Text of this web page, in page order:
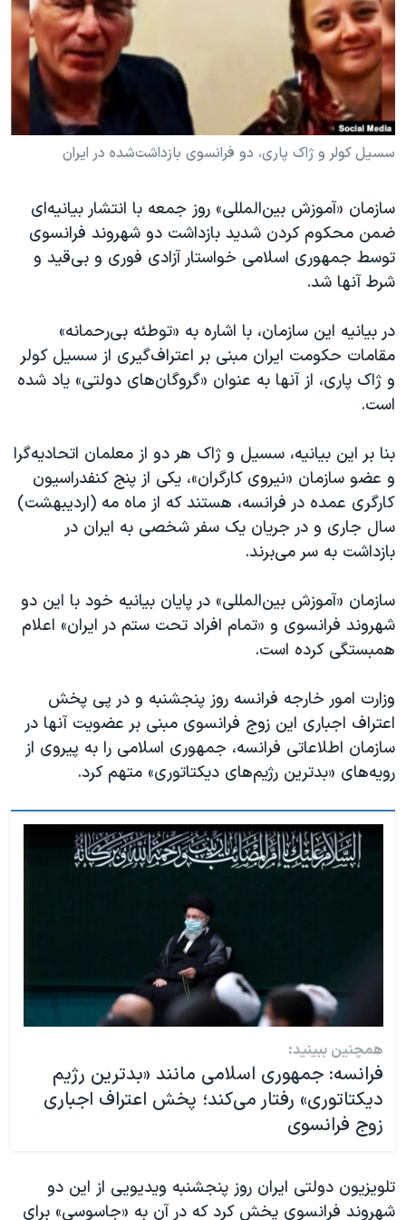
فرهنگ و زندگی
حقوق شهروندی
اقتصادی
علم و فناوری
اسرائیل در جنگ
آرشیو پخش زنده
مستندها
انتخابات ریاست جمهوری آمریکا ۲۰۲۴
حمله جمهوری اسلامی به اسرائیل
رمز مهسا
ورزش زنان در ایران
مجموعه مستندهای دادخواهی
تریبونال مردمی آبان ۹۸
دادگاه حمید نوری
قانون شفافیت دارائی کادر رهبری ایران
اعتراضات مردمی آبان ۹۸
اسرائیل در جنگ
همایش محافظه‌کاران آمریکا «سی‌پک»
صفحه‌های ویژه
سفر پرزیدنت ترامپ به چین
دنبال کنید
زبانهای مختلف
سسیل کولر و ژاک پاری، دو فرانسوی بازداشت‌شده در ایران
سازمان «آموزش بین‌المللی» روز جمعه با انتشار بیانیه‌ای
ضمن محکوم کردن شدید بازداشت دو شهروند فرانسوی
توسط جمهوری اسلامی خواستار آزادی فوری و بی‌قید و
شرط آنها شد.
در بیانیه این سازمان، با اشاره به «توطئه بی‌رحمانه»
مقامات حکومت ایران مبنی بر اعتراف‌گیری از سسیل کولر
و ژاک پاری، از آنها به عنوان «گروگان‌های دولتی» یاد شده
است.
بنا بر این بیانیه، سسیل و ژاک هر دو از معلمان اتحادیه‌گرا
و عضو سازمان «نیروی کارگران»، یکی از پنج کنفدراسیون
کارگری عمده در فرانسه، هستند که از ماه مه (اردیبهشت)
سال جاری و در جریان یک سفر شخصی به ایران در
بازداشت به سر می‌برند.
سازمان «آموزش بین‌المللی» در پایان بیانیه خود با این دو
شهروند فرانسوی و «تمام افراد تحت ستم در ایران» اعلام
همبستگی کرده است.
وزارت امور خارجه فرانسه روز پنجشنبه و در پی پخش
اعتراف اجباری این زوج فرانسوی مبنی بر عضویت آنها در
سازمان اطلاعاتی فرانسه، جمهوری اسلامی را به پیروی از
رویه‌های «بدترین رژیم‌های دیکتاتوری» متهم کرد.
همچنین ببینید:
فرانسه: جمهوری اسلامی مانند «بدترین رژیم
دیکتاتوری» رفتار می‌کند؛ پخش اعتراف اجباری
زوج فرانسوی
تلویزیون دولتی ایران روز پنجشنبه ویدیویی از این دو
شهروند فرانسوی پخش کرد که در آن به «جاسوسی» برای